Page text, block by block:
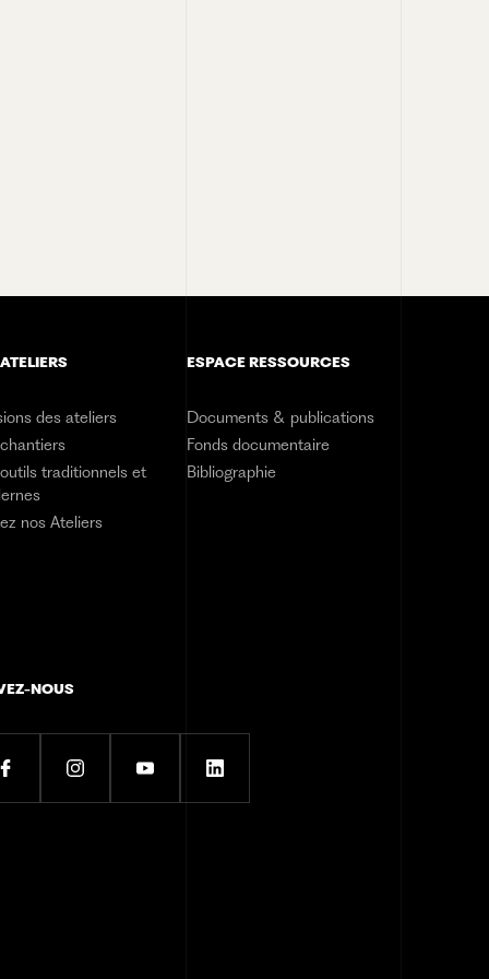
des ateliers
traditionnels et
nos Ateliers
ESPACE RESSOURCES
Documents & publications
Fonds documentaire
Bibliographie
NOUS